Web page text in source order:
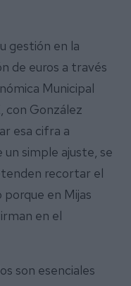
gestión en la
de euros a través
Municipal
con González
esa cifra a
simple ajuste, se
recortar el
en Mijas
en el
son esenciales